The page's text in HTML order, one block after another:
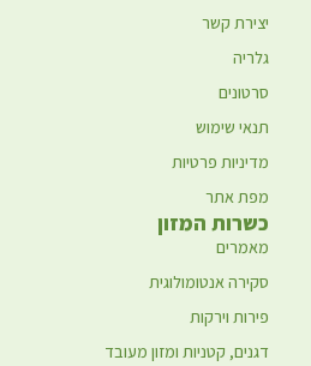
יצירת קשר
גלריה
סרטונים
תנאי שימוש
מדיניות פרטיות
מפת אתר
כשרות המזון
מאמרים
סקירה אנטומולוגית
פירות וירקות
דגנים, קטניות ומזון מעובד